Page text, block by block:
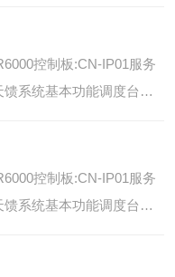
上传功能。而GPS定位功
控制板:CN-IP01服务
系统基本功能调度台录
技术，艾可慕数字通讯将
控制板:CN-IP01服务
系统基本功能调度台录
网络技术，艾可慕数字通